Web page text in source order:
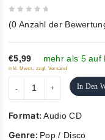
out
of
5
(0 Anzahl der
€5,99 mehr als 5 auf
inkl. Mwst., zzgl. Versand
In Den
Format:Audio CD
Genre: Pop / Disco